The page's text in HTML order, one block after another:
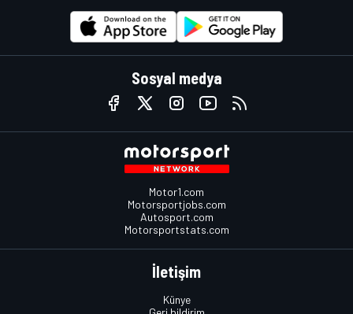
Sosyal medya
Motor1.com
Motorsportjobs.com
Autosport.com
Motorsportstats.com
İletişim
Künye